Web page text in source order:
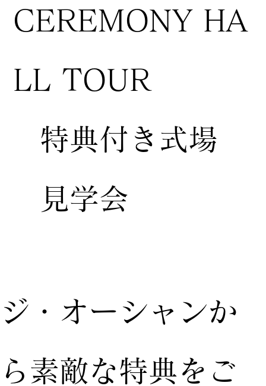
CEREMONY HA
LL TOUR
特典付き式場
見学会
ジ・オーシャンか
ら素敵な特典をご